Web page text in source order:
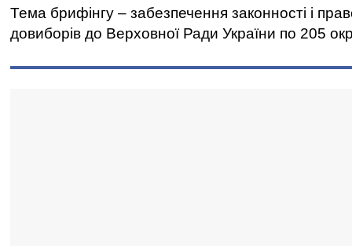
Тема брифінгу – забезпечення законності і
довиборів до Верховної Ради України по 205